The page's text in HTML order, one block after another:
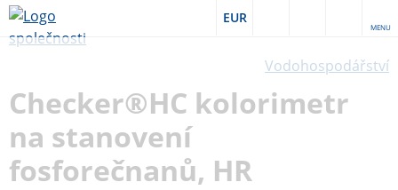
EUR
MENU
Vodohospodářství
Checker®HC kolorimetr
na stanovení
fosforečnanů, HR